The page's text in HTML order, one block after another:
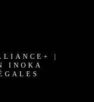
|
INOKA